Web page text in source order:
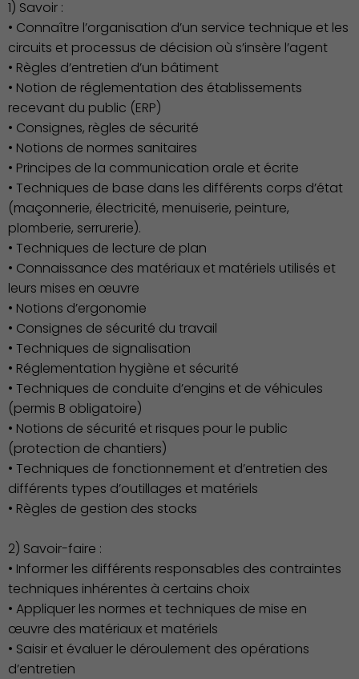
Environnement cadre de
vie
Culture
1) Savoir :
• Connaître l’organisation d’un service technique et les
circuits et processus de décision où s’insère l’agent
• Règles d’entretien d’un bâtiment
• Notion de réglementation des établissements
recevant du public (ERP)
• Consignes, règles de sécurité
• Notions de normes sanitaires
• Principes de la communication orale et écrite
• Techniques de base dans les différents corps d’état
(maçonnerie, électricité, menuiserie, peinture,
plomberie, serrurerie).
• Techniques de lecture de plan
• Connaissance des matériaux et matériels utilisés et
leurs mises en œuvre
• Notions d’ergonomie
• Consignes de sécurité du travail
• Techniques de signalisation
• Réglementation hygiène et sécurité
• Techniques de conduite d’engins et de véhicules
(permis B obligatoire)
• Notions de sécurité et risques pour le public
(protection de chantiers)
• Techniques de fonctionnement et d’entretien des
différents types d’outillages et matériels
• Règles de gestion des stocks
2) Savoir-faire :
• Informer les différents responsables des contraintes
techniques inhérentes à certains choix
• Appliquer les normes et techniques de mise en
œuvre des matériaux et matériels
• Saisir et évaluer le déroulement des opérations
d’entretien